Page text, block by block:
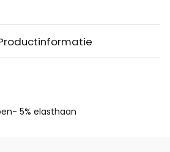
5% elasthaan